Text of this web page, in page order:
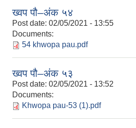
ख्वप पौ–अंक ५४
Post date: 02/05/2021 - 13:55
Documents:
54 khwopa pau.pdf
ख्वप पौ–अंक ५३
Post date: 02/05/2021 - 13:52
Documents:
Khwopa pau-53 (1).pdf